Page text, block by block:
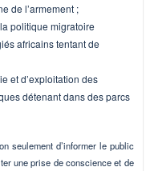
de l’armement ;
politique migratoire
africains tentant de
et d’exploitation des
détenant dans des parcs
seulement d’informer le public
une prise de conscience et de